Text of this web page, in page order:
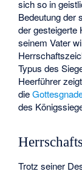
sich so in
Bedeutung der
der gesteigerte
seinem Vater
Typus des
Heerführer
die
des
Trotz seiner